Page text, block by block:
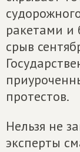
ракетами и
срыв
протестов.
Нельзя не
эксперты